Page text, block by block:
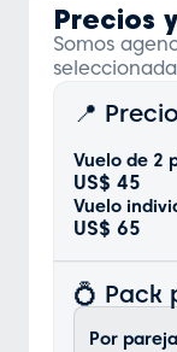
Precios
Somos
📍
Vuelo de 2
US$ 45
Vuelo
US$ 65
💍 Pack
Por pareja